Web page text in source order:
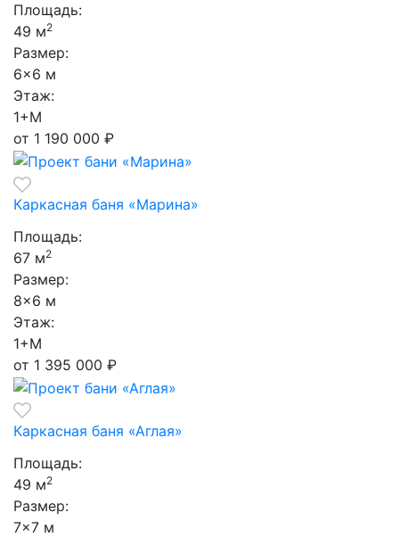
Площадь:
49 м2
Размер:
6×6 м
Этаж:
1+М
от 1 190 000 ₽
Каркасная баня «Марина»
Площадь:
67 м2
Размер:
8×6 м
Этаж:
1+М
от 1 395 000 ₽
Каркасная баня «Аглая»
Площадь:
49 м2
Размер:
7×7 м